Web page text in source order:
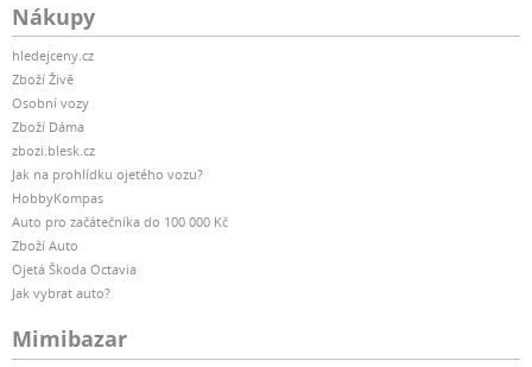
Nákupy
hledejceny.cz
Zboží Živě
Osobní vozy
Zboží Dáma
zbozi.blesk.cz
Jak na prohlídku ojetého vozu?
HobbyKompas
Auto pro začátečníka do 100 000 Kč
Zboží Auto
Ojetá Škoda Octavia
Jak vybrat auto?
Mimibazar